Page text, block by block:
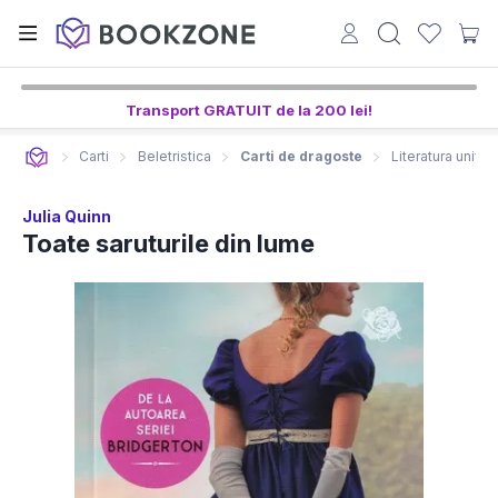
Transport GRATUIT de la 200 lei!
Carti Beletristica Carti de dragoste Literatura
Julia Quinn
Toate saruturile din lume